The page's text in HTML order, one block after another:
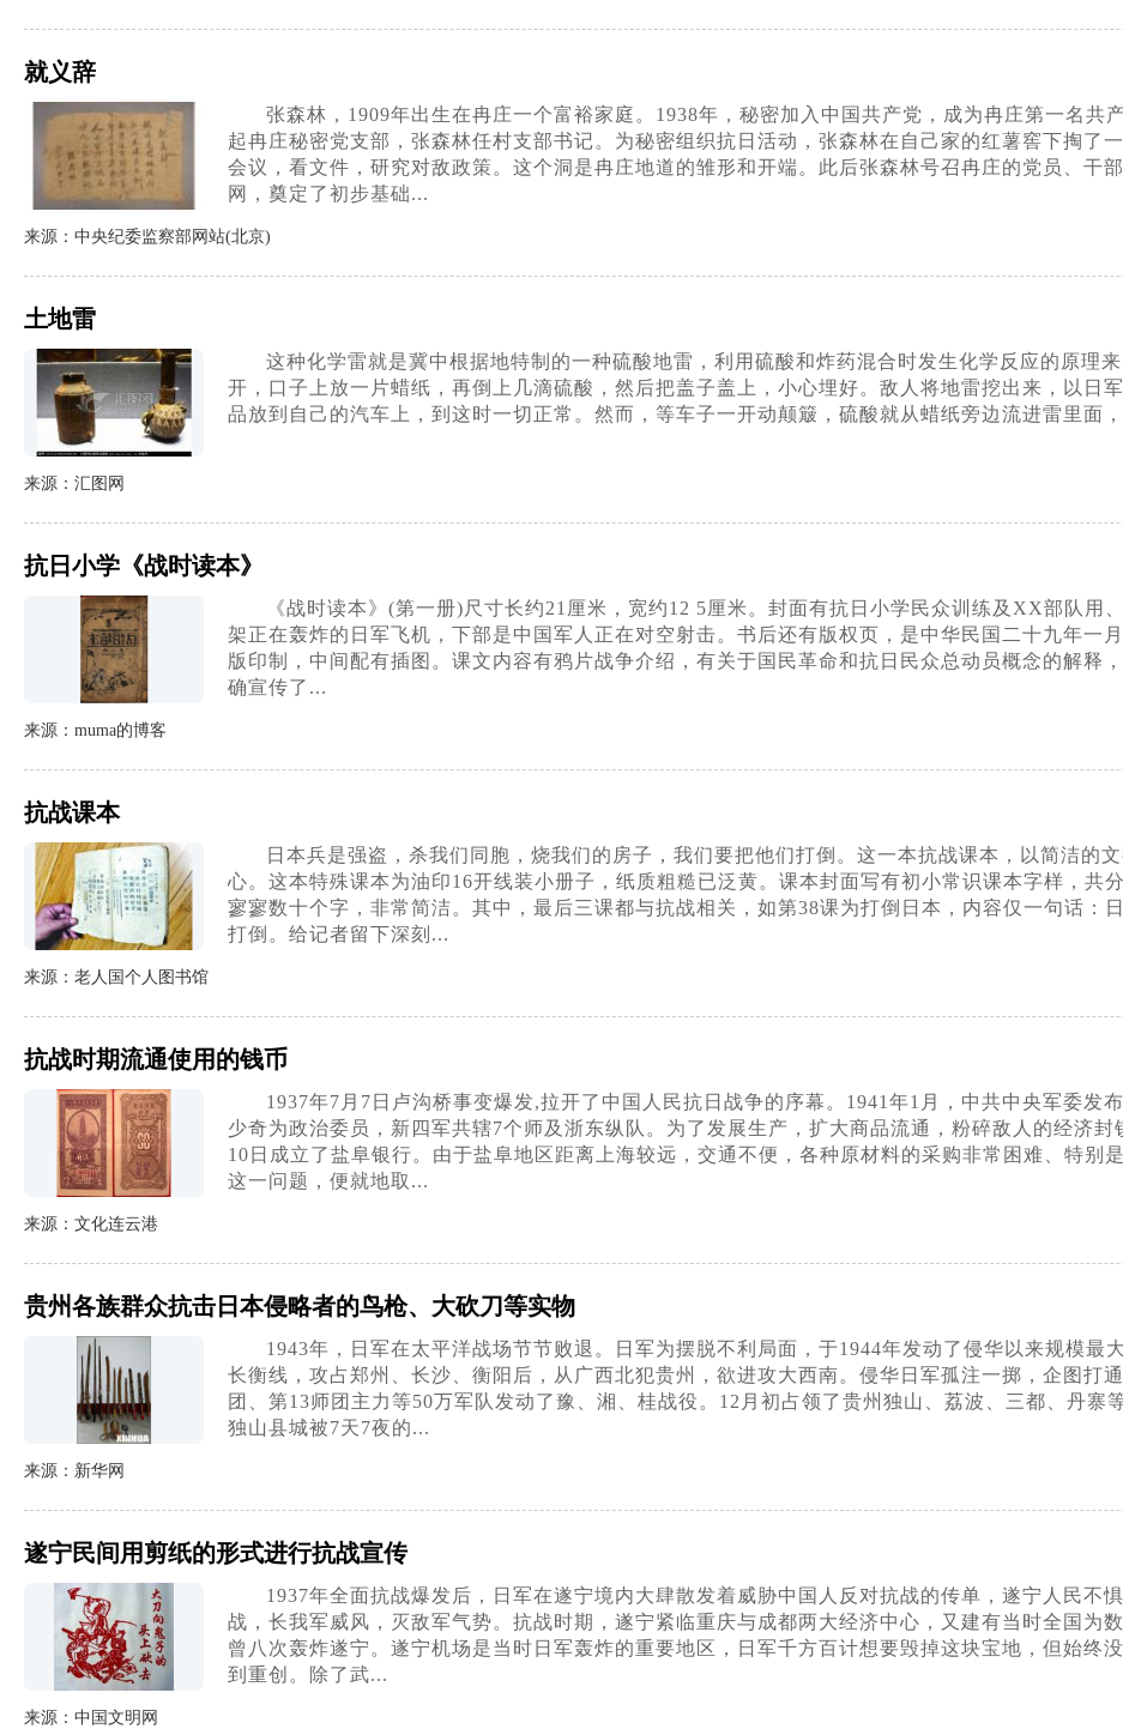
就义辞
张森林，1909年出生在冉庄一个富裕家庭。1938年，秘密加入中国共产党，成为冉庄第一名
起冉庄秘密党支部，张森林任村支部书记。为秘密组织抗日活动，张森林在自己家的红薯窖下掏了
会议，看文件，研究对敌政策。这个洞是冉庄地道的雏形和开端。此后张森林号召冉庄的党员、干
网，奠定了初步基础...
来源：中央纪委监察部网站(北京)
土地雷
这种化学雷就是冀中根据地特制的一种硫酸地雷，利用硫酸和炸药混合时发生化学反应的原理
开，口子上放一片蜡纸，再倒上几滴硫酸，然后把盖子盖上，小心埋好。敌人将地雷挖出来，以日
品放到自己的汽车上，到这时一切正常。然而，等车子一开动颠簸，硫酸就从蜡纸旁边流进雷里面
来源：汇图网
抗日小学《战时读本》
《战时读本》(第一册)尺寸长约21厘米，宽约12 5厘米。封面有抗日小学民众训练及XX部队
架正在轰炸的日军飞机，下部是中国军人正在对空射击。书后还有版权页，是中华民国二十九年一
版印制，中间配有插图。课文内容有鸦片战争介绍，有关于国民革命和抗日民众总动员概念的解释
确宣传了...
来源：muma的博客
抗战课本
日本兵是强盗，杀我们同胞，烧我们的房子，我们要把他们打倒。这一本抗战课本，以简洁的
心。这本特殊课本为油印16开线装小册子，纸质粗糙已泛黄。课本封面写有初小常识课本字样，共
寥寥数十个字，非常简洁。其中，最后三课都与抗战相关，如第38课为打倒日本，内容仅一句话：
打倒。给记者留下深刻...
来源：老人国个人图书馆
抗战时期流通使用的钱币
1937年7月7日卢沟桥事变爆发,拉开了中国人民抗日战争的序幕。1941年1月，中共中央军委
少奇为政治委员，新四军共辖7个师及浙东纵队。为了发展生产，扩大商品流通，粉碎敌人的经济
10日成立了盐阜银行。由于盐阜地区距离上海较远，交通不便，各种原材料的采购非常困难、特别
这一问题，便就地取...
来源：文化连云港
贵州各族群众抗击日本侵略者的鸟枪、大砍刀等实物
1943年，日军在太平洋战场节节败退。日军为摆脱不利局面，于1944年发动了侵华以来规模
长衡线，攻占郑州、长沙、衡阳后，从广西北犯贵州，欲进攻大西南。侵华日军孤注一掷，企图打
团、第13师团主力等50万军队发动了豫、湘、桂战役。12月初占领了贵州独山、荔波、三都、丹
独山县城被7天7夜的...
来源：新华网
遂宁民间用剪纸的形式进行抗战宣传
1937年全面抗战爆发后，日军在遂宁境内大肆散发着威胁中国人反对抗战的传单，遂宁人民不
战，长我军威风，灭敌军气势。抗战时期，遂宁紧临重庆与成都两大经济中心，又建有当时全国为
曾八次轰炸遂宁。遂宁机场是当时日军轰炸的重要地区，日军千方百计想要毁掉这块宝地，但始终
到重创。除了武...
来源：中国文明网